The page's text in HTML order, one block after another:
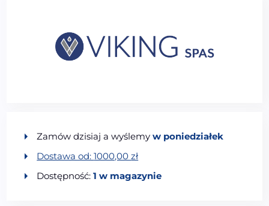
Zamów dzisiaj a wyślemyw poniedziałek
Dostawa od:1000,00zł
Dostępność:1 w magazynie